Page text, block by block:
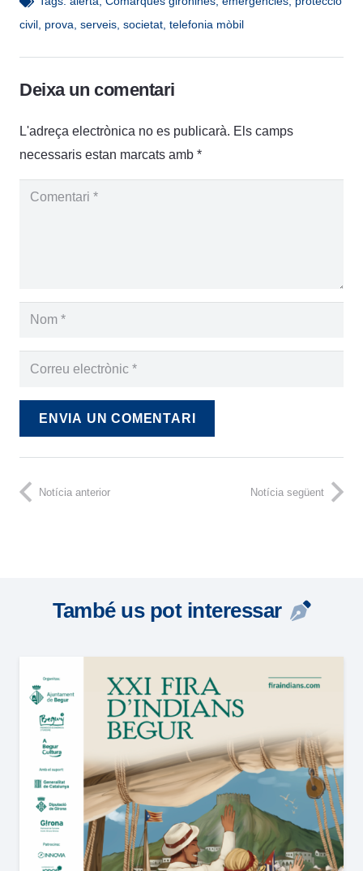
civil prova serveis societat telefonia mòbil
Deixa un comentari
L'adreça electrònica no es publicarà. Els camps
necessaris estan marcats amb *
ENVIA UN COMENTARI
Notícia anterior Notícia següent
També us pot interessar